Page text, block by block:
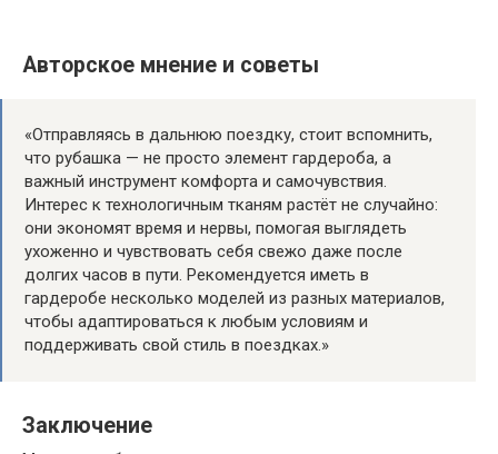
Авторское мнение и советы
«Отправляясь в дальнюю поездку, стоит вспомнить,
что рубашка — не просто элемент гардероба, а
важный инструмент комфорта и самочувствия.
Интерес к технологичным тканям растёт не случайно:
они экономят время и нервы, помогая выглядеть
ухоженно и чувствовать себя свежо даже после
долгих часов в пути. Рекомендуется иметь в
гардеробе несколько моделей из разных материалов,
чтобы адаптироваться к любым условиям и
поддерживать свой стиль в поездках.»
Заключение